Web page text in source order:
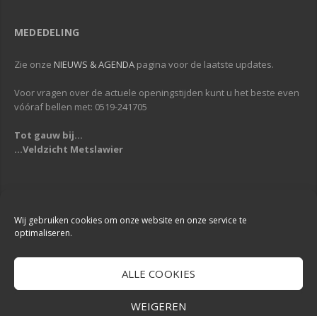
Wij gebruiken cookies om onze website en onze service te
optimaliseren.
ALLE COOKIES
WEIGEREN
MEDEDELING
Zie onze NIEUWS & AGENDA pagina voor de laatste updates.
Voor vragen over de actuele openingstijden kunt u het beste even
vóóraf bellen met: 0519-241705
Tot gauw bij...
...Veldzicht Metslawier
| Webdesign & Development -DigiReus